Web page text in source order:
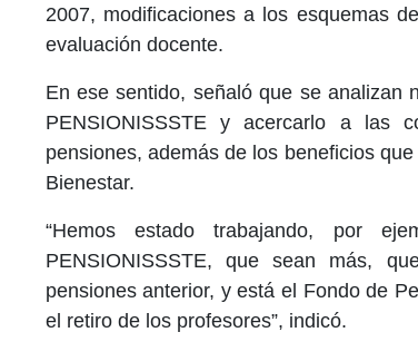
2007, modificaciones a los esquemas
evaluación docente.
En ese sentido, señaló que se analizan
PENSIONISSSTE y acercarlo a las
pensiones, además de los beneficios
Bienestar.
“Hemos estado trabajando, por
PENSIONISSSTE, que sean más,
pensiones anterior, y está el Fondo de
el retiro de los profesores”, indicó.